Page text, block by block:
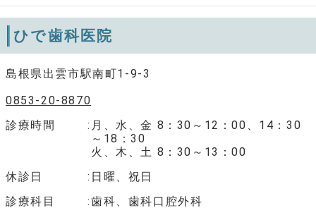
ひで歯科医院
島根県出雲市駅南町1-9-3
0853-20-8870
診療時間
月、水、金 8：30～12：00、14：30
～18：30
火、木、土 8：30～13：00
休診日
日曜、祝日
診療科目
歯科、歯科口腔外科